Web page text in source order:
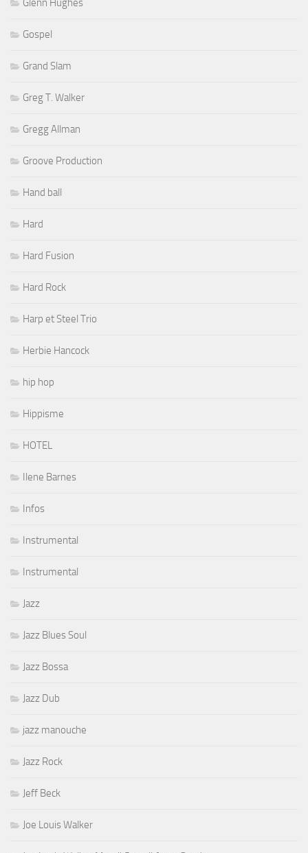
Gospel
Grand Slam
Greg T. Walker
Gregg Allman
Groove Production
Hand ball
Hard
Hard Fusion
Hard Rock
Harp et Steel Trio
Herbie Hancock
hip hop
Hippisme
HOTEL
Ilene Barnes
Infos
Instrumental
Instrumental
Jazz
Jazz Blues Soul
Jazz Bossa
Jazz Dub
jazz manouche
Jazz Rock
Jeff Beck
Joe Louis Walker
Joe Louis Walker Murali Coryell Amar Sundy